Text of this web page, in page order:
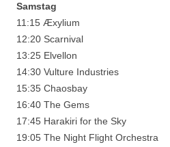
Samstag
11:15 Æxylium
12:20 Scarnival
13:25 Elvellon
14:30 Vulture Industries
15:35 Chaosbay
16:40 The Gems
17:45 Harakiri for the Sky
19:05 The Night Flight Orchestra